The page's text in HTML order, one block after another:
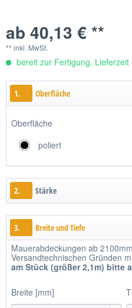
ab 40,13 € **
** inkl. MwSt.
bereit zur Fertigung,
1. Oberfläche
Oberfläche
poliert
2. Stärke
3. Breite und Tiefe
Mauerabdeckungen ab
Versandtechnischen Gründen
am Stück (größer 2,1m) bitte
Breite [mm]